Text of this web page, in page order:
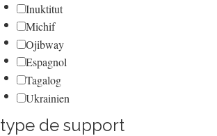
Inuktitut
Michif
Ojibway
Espagnol
Tagalog
Ukrainien
type de support